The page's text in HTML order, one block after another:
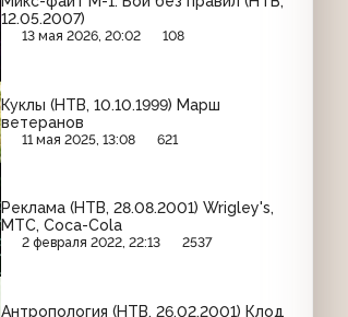
12.05.2007)
13 мая 2026, 20:02 108
Куклы (НТВ, 10.10.1999) Марш
ветеранов
11 мая 2025, 13:08 621
Реклама (НТВ, 28.08.2001) Wrigley's,
МТС, Coca-Cola
2 февраля 2022, 22:13 2537
Антропология (НТВ, 26.02.2001) Клод